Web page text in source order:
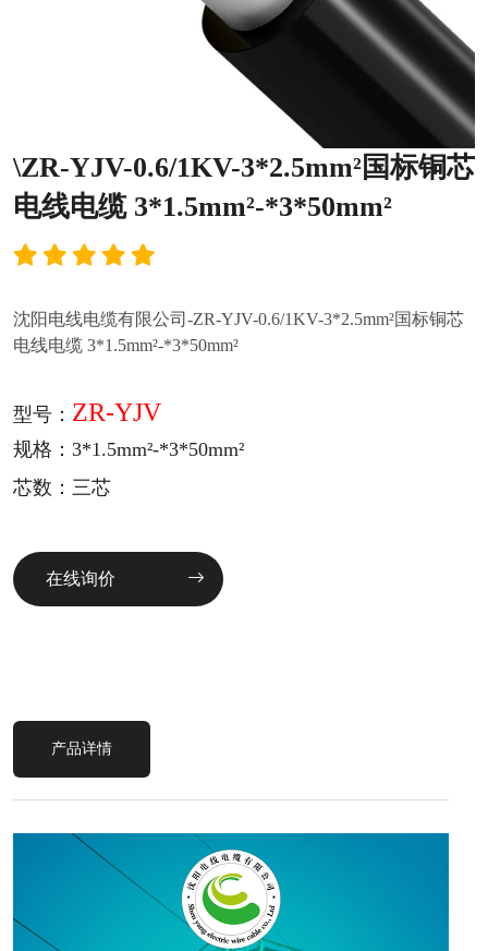
\ZR-YJV-0.6/1KV-3*2.5mm²国标铜芯
电线电缆 3*1.5mm²-*3*50mm²
沈阳电线电缆有限公司-ZR-YJV-0.6/1KV-3*2.5mm²国标铜芯
电线电缆 3*1.5mm²-*3*50mm²
型号： ZR-YJV
规格：3*1.5mm²-*3*50mm²
芯数：三芯
在线询价
产品详情